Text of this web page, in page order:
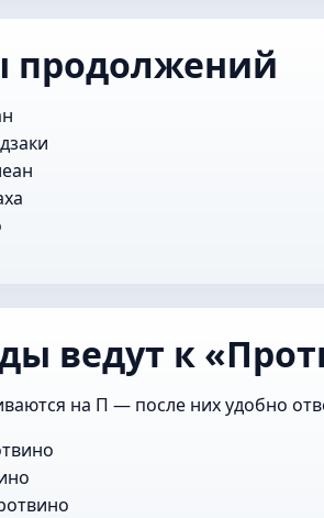
продолжений
ведут к
на П — после них удобно